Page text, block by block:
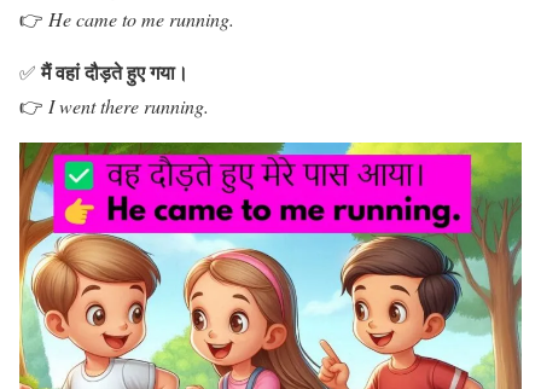
👉 He came to me running.
✅मैं वहां दौड़ते हुए गया।
👉 I went there running.